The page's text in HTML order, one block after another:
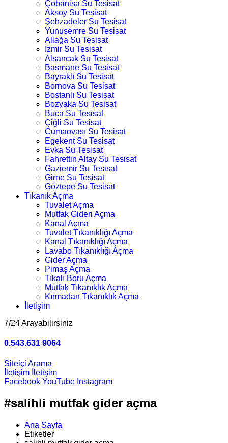
Çobanisa Su Tesisat
Aksoy Su Tesisat
Şehzadeler Su Tesisat
Yunusemre Su Tesisat
Aliağa Su Tesisat
İzmir Su Tesisat
Alsancak Su Tesisat
Basmane Su Tesisat
Bayraklı Su Tesisat
Bornova Su Tesisat
Bostanlı Su Tesisat
Bozyaka Su Tesisat
Buca Su Tesisat
Çiğli Su Tesisat
Cumaovası Su Tesisat
Egekent Su Tesisat
Evka Su Tesisat
Fahrettin Altay Su Tesisat
Gaziemir Su Tesisat
Girne Su Tesisat
Göztepe Su Tesisat
Tıkanık Açma
Tuvalet Açma
Mutfak Gideri Açma
Kanal Açma
Tuvalet Tıkanıklığı Açma
Kanal Tıkanıklığı Açma
Lavabo Tıkanıklığı Açma
Gider Açma
Pimaş Açma
Tıkalı Boru Açma
Mutfak Tıkanıklık Açma
Kırmadan Tıkanıklık Açma
İletişim
7/24 Arayabilirsiniz
0.543.631 9064
Siteiçi Arama
İletişim
İletişim
Facebook YouTube Instagram
#salihli mutfak gider açma
Ana Sayfa
Etiketler